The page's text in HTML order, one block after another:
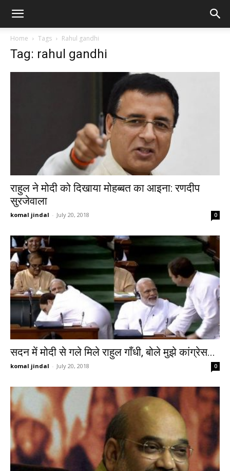
Home Tags Rahul gandhi
Tag: rahul gandhi
राहुल ने मोदी को दिखाया मोहब्बत का आइना: रणदीप
सुरजेवाला
komal jindal - July 20, 2018 0
सदन में मोदी से गले मिले राहुल गाँधी, बोले मुझे कांग्रेस...
komal jindal - July 20, 2018 0